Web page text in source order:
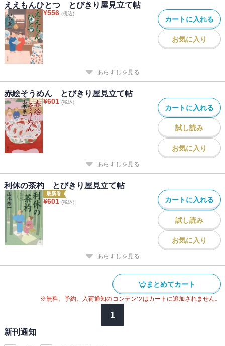
ええもんひとつ とびきり屋見立て帖
¥556 (税込)
カートに入れる
お気に入り
あらすじを見る
赤絵そうめん とびきり屋見立て帖
¥601 (税込)
カートに入れる
試し読み
お気に入り
あらすじを見る
利休の茶杓 とびきり屋見立て帖
最新巻
¥601 (税込) カートに入れる
試し読み
お気に入り
あらすじを見る
まとめてカート
※無料、予約、入荷通知のコンテンツはカートに追加されません。
1
新刊通知